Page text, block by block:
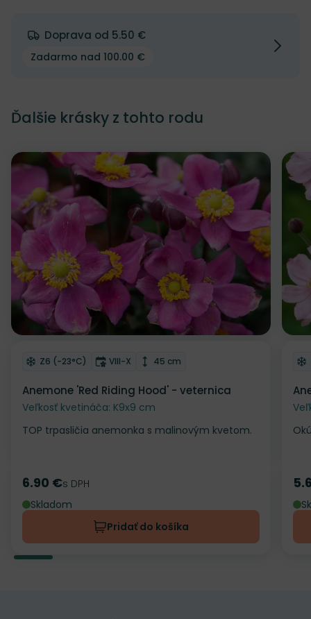
Doprava od 5.50 €
Zadarmo nad 100.00 €
Ďalšie krásky z tohto rodu
Odober do zoznamu želaní
Mrazuvzdornosť
Z6 (-23°C) Doba kvitnutia
VIII-X Výška rastliny
45 cm
Anemone 'Red Riding Hood' - veternica
Veľkosť kvetináča: K9x9 cm
TOP trpasličia anemonka s malinovým kvetom.
Cena
6.90 €s DPH
Skladom
Pridať do košíka